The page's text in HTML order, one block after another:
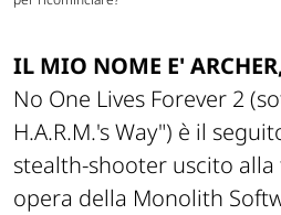
IL MIO NOME E'
No One Lives Forever 2
H.A.R.M.'s Way") è il
stealth-shooter uscito alla
opera della Monolith